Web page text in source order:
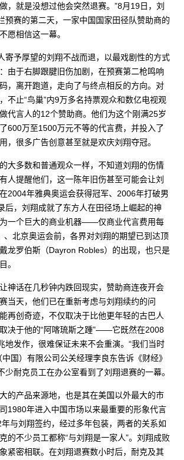
，就是没想过他会突然退赛。”8月19日，刘
预赛的第二天，一家中国国家田径队赞助商的
愿相信这一幕。
寄予厚望的刘翔不战而退，以最戏剧性的方式
由于右脚跟腱旧伤加剧，在预赛第二枪鸣响
，离开跑道，走向了与终点相反的方向。对
不止“鸟巢”内9万多名持票观众和数亿电视观
代言人的12个赞助商。他们为这个刚满25岁
600万至1500万元不等的代言费，并投入了
，很多广告创意甚至就是欢庆刘翔夺冠。
大多数和普通观众一样，不知道刘翔的伤情
人提醒他们，这一陈年旧伤甚至可能会让刘
2004年雅典奥运会获得冠军、2006年打破男
后，刘翔成就了东方人在田径场上崛起的神
一个巨大的商业机器——仅商业代言费用每
、北京奥运会前，各界对刘翔的期望已到达顶
龙罗伯斯（Dayron Robles）的出现，也只是
。
神话在几秒钟内跌回现实，赞助商连夜开会
当天，他们已在重新考虑与刘翔续约的问
再创奇迹，不仅取决于比他更年轻的古巴人
决于他的“阿喀琉斯之踵”——它既然在2008
地发作，很难保证未来不会重演。“我们当时
国）有限公司公关经理李良东告诉《财经》
少耐克员工在办公室看到了刘翔退赛的一幕。
的产品来源地，也是其在美国以外最大的市
1980年进入中国市场以来最重要的形象代言
与刘翔签约，经过多年包装，两者的关系如
的不少员工都称“与刘翔是一家人”。刘翔成败
紧密相联。在刘翔退赛数小时后，耐克及其